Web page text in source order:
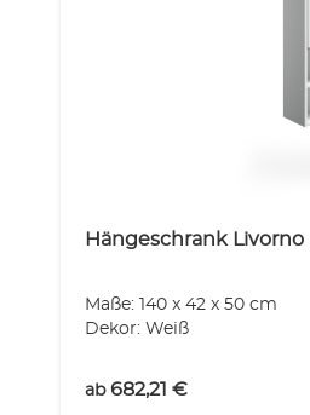
Hängeschrank Livorno
Maße: 140 x 42 x 50 cm
Dekor: Weiß
ab 682,21 €